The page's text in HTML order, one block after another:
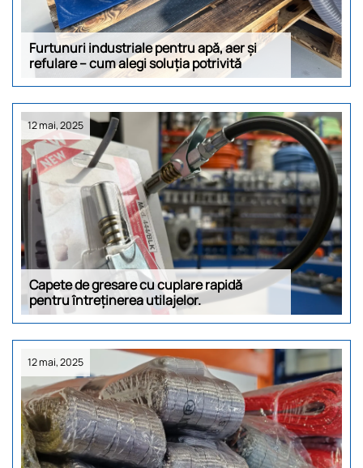
Furtunuri industriale pentru apă, aer și
refulare – cum alegi soluția potrivită
12 mai, 2025
Capete de gresare cu cuplare rapidă
pentru întreținerea utilajelor.
12 mai, 2025